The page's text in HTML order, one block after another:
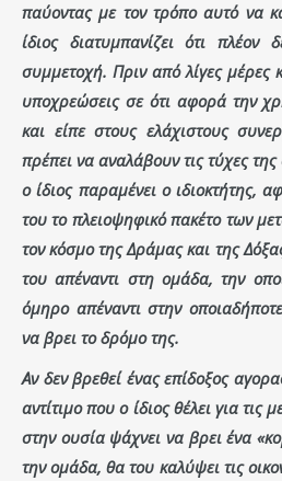
παύοντας με τον τρόπο αυτό να
ίδιος διατυμπανίζει ότι πλέον
συμμετοχή. Πριν από λίγες μέρες
υποχρεώσεις σε ότι αφορά την
και είπε στους ελάχιστους
πρέπει να αναλάβουν τις τύχες
ο ίδιος παραμένει ο ιδιοκτήτης,
του το πλειοψηφικό πακέτο των
τον κόσμο της Δράμας και της
του απέναντι στη ομάδα, την
όμηρο απέναντι στην
να βρει το δρόμο της.
Αν δεν βρεθεί ένας επίδοξος
αντίτιμο που ο ίδιος θέλει για τις
στην ουσία ψάχνει να βρει ένα
την ομάδα, θα του καλύψει τις